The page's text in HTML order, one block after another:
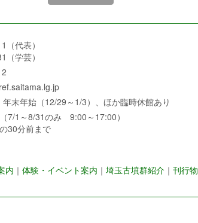
（代表）
（学芸）
末年始（12/29～1/3）、ほか臨時休館あり
7/1～8/31のみ 9:00～17:00）
30分前まで
内 ｜ 体験・イベント案内 ｜ 埼玉古墳群紹介 ｜ 刊行物